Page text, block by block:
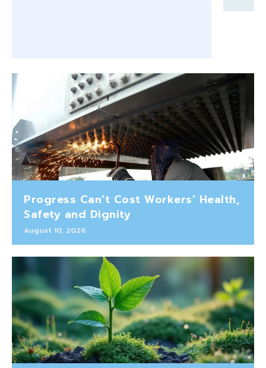
Progress Can’t Cost Workers’ Health,
Safety and Dignity
August 10, 2026